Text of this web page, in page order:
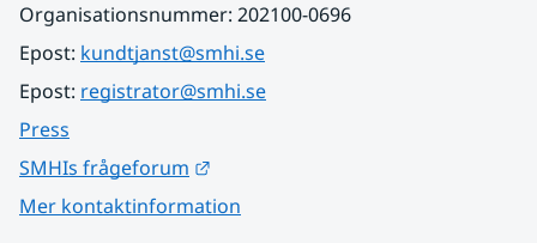
Organisationsnummer: 202100-0696
Epost: kundtjanst@smhi.se
Epost: registrator@smhi.se
Press
SMHIs frågeforum
Mer kontaktinformation